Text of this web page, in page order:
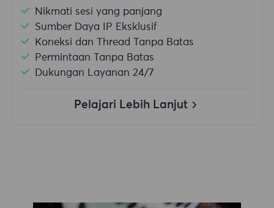
Nikmati sesi yang panjang
Sumber Daya IP Eksklusif
Koneksi dan Thread Tanpa Batas
Permintaan Tanpa Batas
Dukungan Layanan 24/7
Pelajari Lebih Lanjut